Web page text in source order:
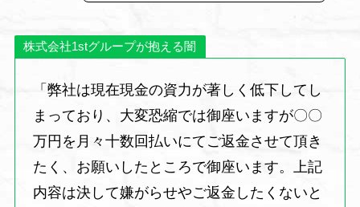
株式会社1stグループが抱える闇
「弊社は現在現金の資力が著しく低下してし
まっており、大変恐縮では御座いますが〇〇
万円を月々十数回払いにてご返金させて頂き
たく、お願いしたところで御座います。上記
内容は決して嫌がらせやご返金したくないと